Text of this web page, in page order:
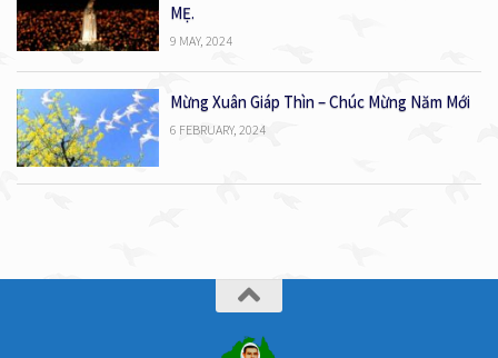
MẸ.
9 MAY, 2024
Mừng Xuân Giáp Thìn – Chúc Mừng Năm Mới
6 FEBRUARY, 2024